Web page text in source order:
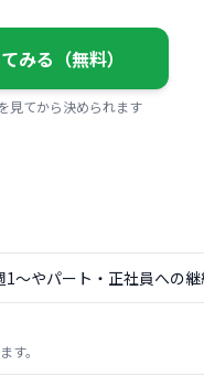
みる（無料）
見てから決められます
やパート・正社員への継
す。